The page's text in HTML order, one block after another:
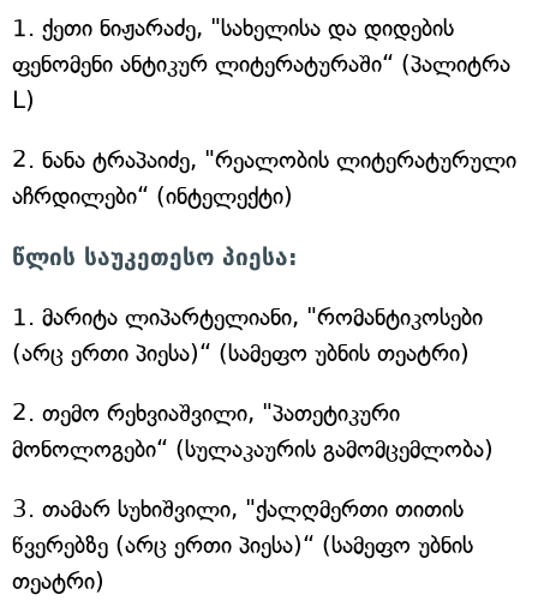
1. ქეთი ნიჟარაძე, "სახელისა და დიდების
ფენომენი ანტიკურ ლიტერატურაში“ (პალიტრა
L)
2. ნანა ტრაპაიძე, "რეალობის ლიტერატურული
აჩრდილები“ (ინტელექტი)
წლის საუკეთესო პიესა:
1. მარიტა ლიპარტელიანი, "რომანტიკოსები
(არც ერთი პიესა)“ (სამეფო უბნის თეატრი)
2. თემო რეხვიაშვილი, "პათეტიკური
მონოლოგები“ (სულაკაურის გამომცემლობა)
3. თამარ სუხიშვილი, "ქალღმერთი თითის
წვერებზე (არც ერთი პიესა)“ (სამეფო უბნის
თეატრი)